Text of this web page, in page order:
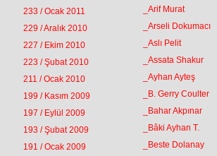
233 / Ocak 2011
229 / Aralık 2010
227 / Ekim 2010
223 / Şubat 2010
211 / Ocak 2010
199 / Kasım 2009
197 / Eylül 2009
193 / Şubat 2009
191 / Ocak 2009
_Arif Murat
_Arseli Dokumacı
_Aslı Pelit
_Assata Shakur
_Ayhan Ayteş
_B. Gerry Coulter
_Bahar Akpınar
_Bâki Ayhan T.
_Beste Dolanay